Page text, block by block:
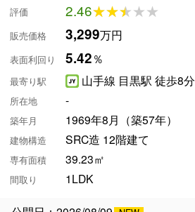
評価 2.46★★★★★
★★★★★
販売価格 3,299万円
表面利回り 5.42％
最寄り駅 山手線 目黒駅 徒歩8分
所在地 -
築年月 1969年8月（築57年）
建物構造 SRC造 12階建て
専有面積 39.23㎡
間取り 1LDK